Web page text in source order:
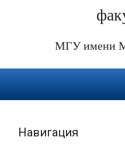
МГУ имени
Навигация